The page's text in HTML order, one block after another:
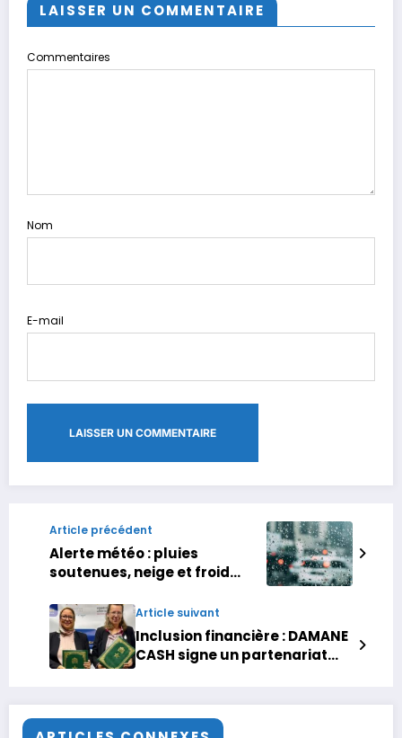
LAISSER UN COMMENTAIRE
Commentaires
Nom
E-mail
Article précédent
Alerte météo : pluies
soutenues, neige et froid
samedi
Article suivant
Inclusion financière : DAMANE
CASH signe un partenariat